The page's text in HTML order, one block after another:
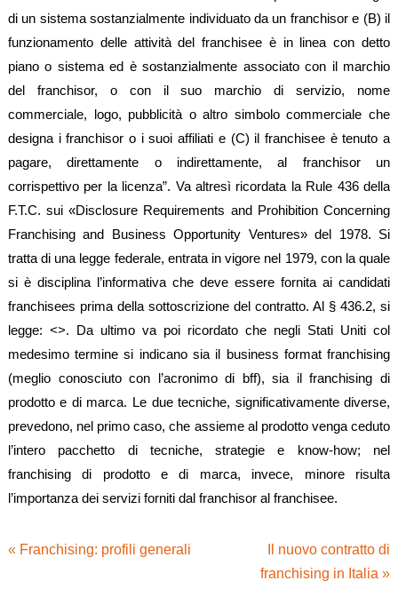
di un sistema sostanzialmente individuato da un franchisor e (B) il
funzionamento delle attività del franchisee è in linea con detto
piano o sistema ed è sostanzialmente associato con il marchio
del franchisor, o con il suo marchio di servizio, nome
commerciale, logo, pubblicità o altro simbolo commerciale che
designa i franchisor o i suoi affiliati e (C) il franchisee è tenuto a
pagare, direttamente o indirettamente, al franchisor un
corrispettivo per la licenza”. Va altresì ricordata la Rule 436 della
F.T.C. sui «Disclosure Requirements and Prohibition Concerning
Franchising and Business Opportunity Ventures» del 1978. Si
tratta di una legge federale, entrata in vigore nel 1979, con la quale
si è disciplina l’informativa che deve essere fornita ai candidati
franchisees prima della sottoscrizione del contratto. Al § 436.2, si
legge: <>. Da ultimo va poi ricordato che negli Stati Uniti col
medesimo termine si indicano sia il business format franchising
(meglio conosciuto con l’acronimo di bff), sia il franchising di
prodotto e di marca. Le due tecniche, significativamente diverse,
prevedono, nel primo caso, che assieme al prodotto venga ceduto
l’intero pacchetto di tecniche, strategie e know-how; nel
franchising di prodotto e di marca, invece, minore risulta
l’importanza dei servizi forniti dal franchisor al franchisee.
« Franchising: profili generali
Il nuovo contratto di
franchising in Italia »